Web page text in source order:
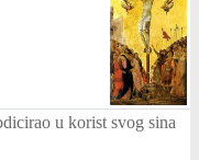
u korist svog sina